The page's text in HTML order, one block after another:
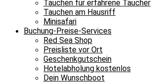
Tauchen für erfahrene Taucher
Tauchen am Hausriff
Minisafari
Buchung-Preise-Services
Red Sea Shop
Preisliste vor Ort
Geschenkgutschein
Hotelabholung kostenlos
Dein Wunschboot